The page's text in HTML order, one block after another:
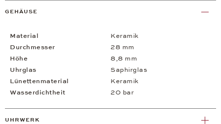
GEHÄUSE
Material
Keramik
Durchmesser
28 mm
Höhe
8,8 mm
Uhrglas
Saphirglas
Lünettenmaterial
Keramik
Wasserdichtheit
20 bar
UHRWERK